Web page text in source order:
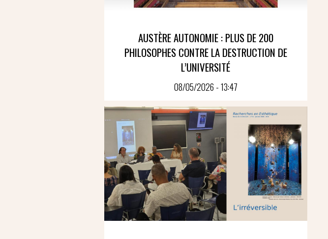
AUSTÈRE AUTONOMIE : PLUS DE 200
PHILOSOPHES CONTRE LA DESTRUCTION DE
L’UNIVERSITÉ
08/05/2026 - 13:47